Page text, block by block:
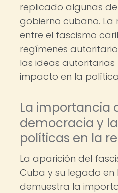
replicado algunas
gobierno cubano. La
entre el fascismo
regímenes
las ideas autoritarias
impacto en la
La importancia
democracia y
políticas en la
La aparición del
Cuba y su legado
demuestra la